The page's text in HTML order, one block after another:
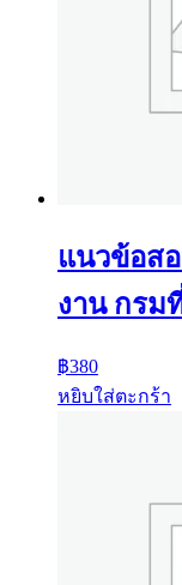
แนวข้อส
งาน กรม
฿380
หยิบใส่ตะกร้า